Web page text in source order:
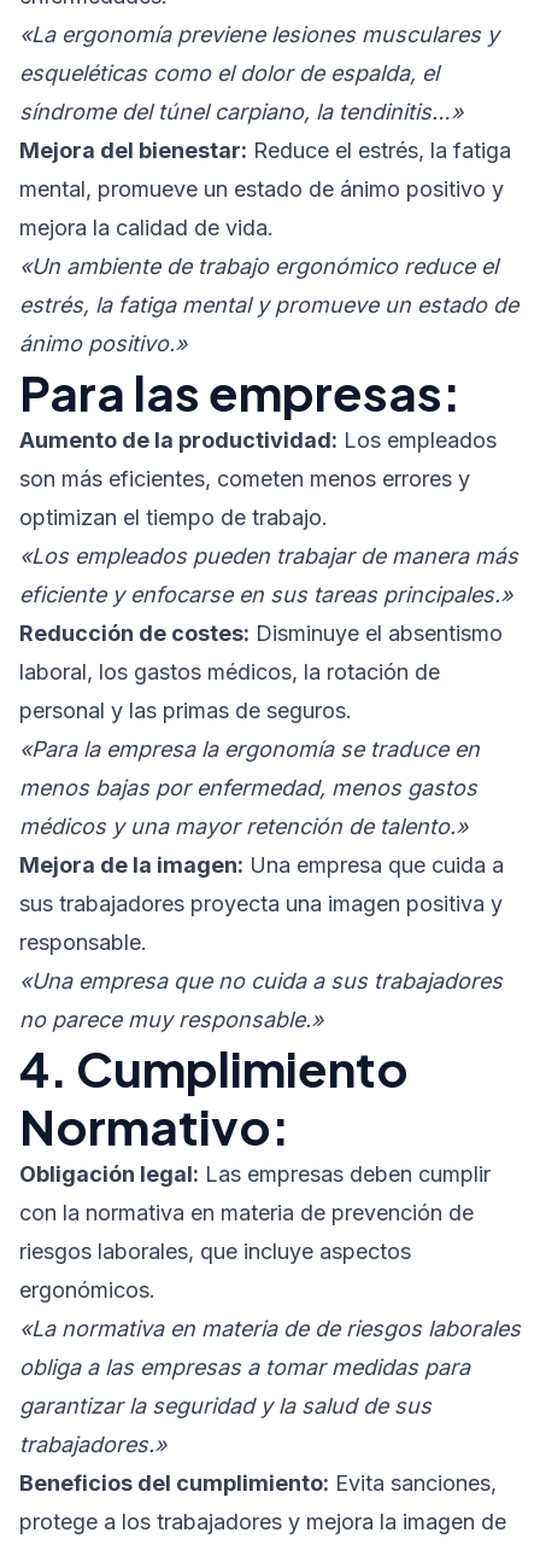
«La ergonomía previene lesiones musculares y
esqueléticas como el dolor de espalda, el
síndrome del túnel carpiano, la tendinitis…»
Mejora del bienestar: Reduce el estrés, la fatiga
mental, promueve un estado de ánimo positivo y
mejora la calidad de vida.
«Un ambiente de trabajo ergonómico reduce el
estrés, la fatiga mental y promueve un estado de
ánimo positivo.»
Para las empresas:
Aumento de la productividad: Los empleados
son más eficientes, cometen menos errores y
optimizan el tiempo de trabajo.
«Los empleados pueden trabajar de manera más
eficiente y enfocarse en sus tareas principales.»
Reducción de costes: Disminuye el absentismo
laboral, los gastos médicos, la rotación de
personal y las primas de seguros.
«Para la empresa la ergonomía se traduce en
menos bajas por enfermedad, menos gastos
médicos y una mayor retención de talento.»
Mejora de la imagen: Una empresa que cuida a
sus trabajadores proyecta una imagen positiva y
responsable.
«Una empresa que no cuida a sus trabajadores
no parece muy responsable.»
4. Cumplimiento
Normativo:
Obligación legal: Las empresas deben cumplir
con la normativa en materia de prevención de
riesgos laborales, que incluye aspectos
ergonómicos.
«La normativa en materia de de riesgos laborales
obliga a las empresas a tomar medidas para
garantizar la seguridad y la salud de sus
trabajadores.»
Beneficios del cumplimiento: Evita sanciones,
protege a los trabajadores y mejora la imagen de